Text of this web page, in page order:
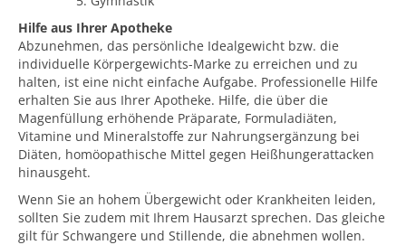
Hilfe aus Ihrer Apotheke
Abzunehmen, das persönliche Idealgewicht bzw. die
individuelle Körpergewichts-Marke zu erreichen und zu
halten, ist eine nicht einfache Aufgabe. Professionelle Hilfe
erhalten Sie aus Ihrer Apotheke. Hilfe, die über die
Magenfüllung erhöhende Präparate, Formuladiäten,
Vitamine und Mineralstoffe zur Nahrungsergänzung bei
Diäten, homöopathische Mittel gegen Heißhungerattacken
hinausgeht.
Wenn Sie an hohem Übergewicht oder Krankheiten leiden,
sollten Sie zudem mit Ihrem Hausarzt sprechen. Das gleiche
gilt für Schwangere und Stillende, die abnehmen wollen.